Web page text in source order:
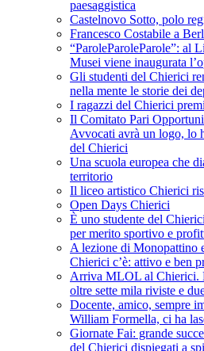
paesaggistica
Castelnovo Sotto, polo
Francesco Costabile a
“ParoleParoleParole”: al
Musei viene inaugurata
Gli studenti del Chierici
nella mente le storie dei
I ragazzi del Chierici
Il Comitato Pari
Avvocati avrà un logo, lo
del Chierici
Una scuola europea che
territorio
Il liceo artistico Chierici
Open Days Chierici
È uno studente del
per merito sportivo e
A lezione di Monopattino
Chierici c’è: attivo e ben
Arriva MLOL al Chierici.
oltre sette mila riviste e
Docente, amico, sempre
William Formella, ci ha
Giornate Fai: grande
del Chierici dispiegati a